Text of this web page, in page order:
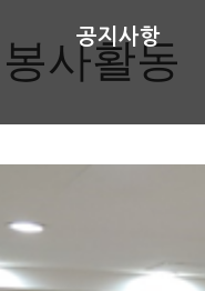
공지사항
봉사활동